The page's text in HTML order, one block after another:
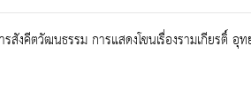
รสังคีตวัฒนธรรม การแสดงโขนเรื่องรามเกีย